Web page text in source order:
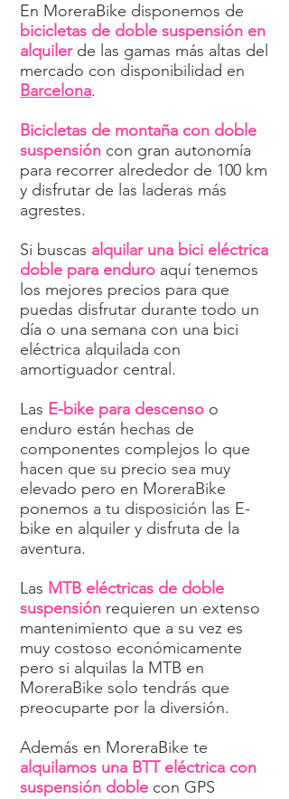
En MoreraBike disponemos de
bicicletas de doble suspensión en
alquilerde las gamas más altas del
mercado con disponibilidad en
Barcelona.
Bicicletas de montaña con doble
suspensión con gran autonomía
para recorrer alrededor de 100 km
y disfrutar de las laderas más
agrestes.
Si buscas alquilar una bici eléctrica
doble para enduro aquí tenemos
los mejores precios para que
puedas disfrutar durante todo un
día o una semana con una bici
eléctrica alquilada con
amortiguador central.
Las E-bike para descenso o
enduro están hechas de
componentes complejos lo que
hacen que su precio sea muy
elevado pero en MoreraBike
ponemos a tu disposición las E-
bike en alquiler y disfruta de la
aventura.
Las MTB eléctricas de doble
suspensión requieren un extenso
mantenimiento que a su vez es
muy costoso económicamente
pero si alquilas la MTB en
MoreraBike solo tendrás que
preocuparte por la diversión.
Además en MoreraBike te
alquilamos una BTT eléctrica con
suspensión doble con GPS